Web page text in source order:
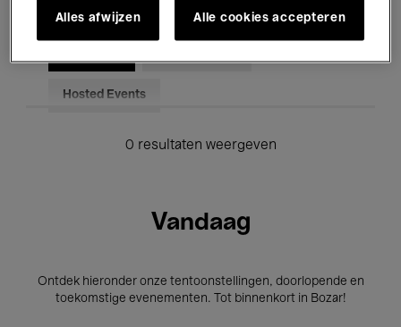
Voor iedereen Kids’ Palace
Hosted Events
0 resultaten weergeven
Vandaag
Ontdek hieronder onze tentoonstellingen, doorlopende en
toekomstige evenementen. Tot binnenkort in Bozar!
Alles afwijzen Alle cookies accepteren